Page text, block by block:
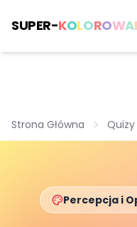
SUPER-KOLOROWA
Strona Główna
Percepcja i